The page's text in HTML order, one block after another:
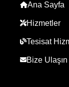
Ana Sayfa
Hizmetler
Tesisat
Bize Ulaşın